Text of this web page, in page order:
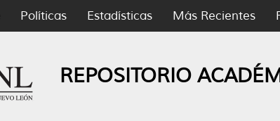
Políticas Estadísticas Más Recientes
REPOSITORIO